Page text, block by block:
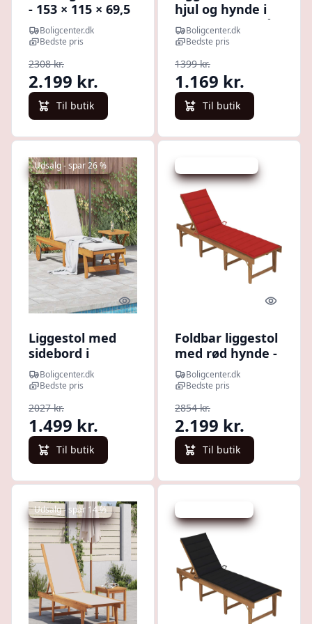
- 153 × 115 × 69,5
cm,
pulverlakeret
Boligcenter.dk
Bedste pris
2308 kr.
2.199 kr.
Til butik
hjul og hynde i
polyrattan - grå
Boligcenter.dk
Bedste pris
1399 kr.
1.169 kr.
Til butik
Udsalg - spar 26 %
Quick look
Liggestol med
sidebord i
massivt
akacietræ -
ryglæn og hjul
Boligcenter.dk
Bedste pris
2027 kr.
1.499 kr.
Til butik
Quick
Foldbar liggestol
med rød hynde -
massivt
akacietræ
Boligcenter.dk
Bedste pris
2854 kr.
2.199 kr.
Til butik
Udsalg - spar 14 %